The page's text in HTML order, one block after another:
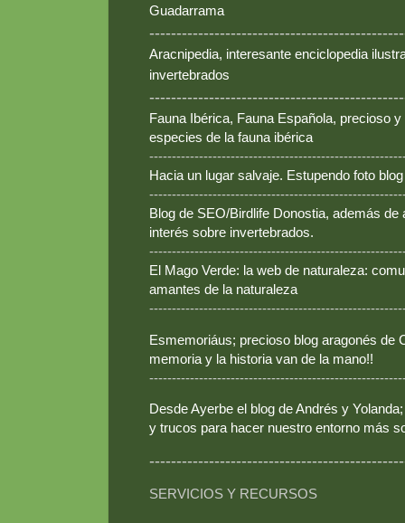
Guadarrama
Aracnipedia, interesante enciclopedia
invertebrados
Fauna Ibérica, Fauna Española, precioso
especies de la fauna ibérica
Hacia un lugar salvaje. Estupendo foto
Blog de SEO/Birdlife Donostia, además
interés sobre invertebrados.
El Mago Verde: la web de naturaleza:
amantes de la naturaleza
Esmemoriáus; precioso blog aragonés de
memoria y la historia van de la mano!!
Desde Ayerbe el blog de Andrés y
y trucos para hacer nuestro entorno más
SERVICIOS Y RECURSOS